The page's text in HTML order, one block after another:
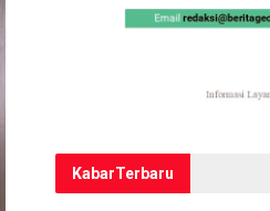
KabarTerbaru